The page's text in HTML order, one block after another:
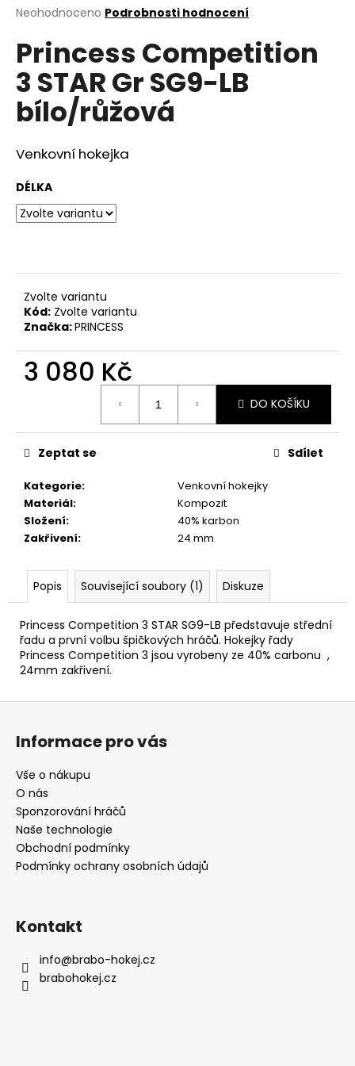
Průměrné
produktu
je
0,0
z
5
hvězdiček.
Neohodnoceno Podrobnosti hodnocení
Princess Competition
3 STAR Gr SG9-LB
bílo/růžová
Venkovní hokejka
DÉLKA
Zvolte variantu
Kód: Zvolte variantu
Značka:PRINCESS
3 080 Kč
DO KOŠÍKU
Kategorie:
Venkovní hokejky
Materiál:
Kompozit
Složení:
40% karbon
Zakřivení: 24 mm
Zeptat se Sdílet
Popis Související soubory (1) Diskuze
Princess Competition 3 STAR SG9-LB představuje střední
řadu a první volbu špičkových hráčů. Hokejky řady
Princess Competition 3 jsou vyrobeny ze 40% carbonu ,
24mm zakřivení.
a
j
í
t
?
o
p
o
č
u
m
e
Z
Informace pro vás
Vše o nákupu
O nás
Sponzorování hráčů
Naše technologie
Obchodní podmínky
Podmínky ochrany osobních údajů
Kontakt
info@brabo-hokej.cz
brabohokej.cz